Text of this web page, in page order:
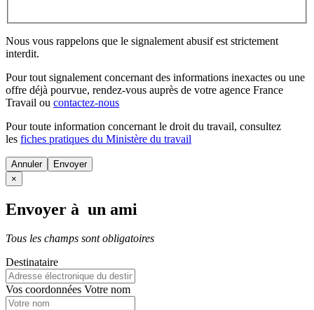
Nous vous rappelons que le signalement abusif est strictement
interdit.
Pour tout signalement concernant des informations inexactes ou une
offre déjà pourvue, rendez-vous auprès de votre agence France
Travail ou contactez-nous
Pour toute information concernant le droit du travail, consultez
les fiches pratiques du Ministère du travail
Annuler
×
Envoyer à un ami
Tous les champs sont obligatoires
Destinataire
Vos coordonnées Votre nom